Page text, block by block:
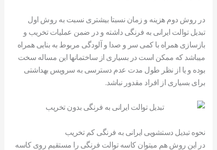
در روش دوم هزینه و زمان نسبتا بیشتری نسبت به روش اول
تبدیل توالت ایرانی به فرنگی داشته و در ضمن عملیات تخریب و
بازسازی همراه با کمی سر و صدا و آلودگی مربوط به بنایی همراه
میباشد که ممکن است در بسیاری از ساختمانها این مساله سخت
بوده و یا از نظر طول مدت عدم دسترسی به سرویس بهداشتی
برای بسیاری از افراد مقدور نباشد.
نحوه تبدیل دستشویی ایرانی به فرنگی کم تخریب
در این روش هم میتوان کاسه توالت فرنگی را مستقیم روی کاسه